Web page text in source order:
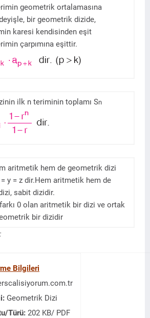
geometrik ortalamasına
bir geometrik dizide,
karesi kendisinden eşit
çarpımına eşittir.
ilk n teriminin toplamı Sn
aritmetik hem de geometrik dizi
y = z dir.Hem aritmetik hem de
sabit dizidir.
0 olan aritmetik bir dizi ve ortak
bir dizidir
Bilgileri
Geometrik Dizi
Türü: 202 KB/ PDF